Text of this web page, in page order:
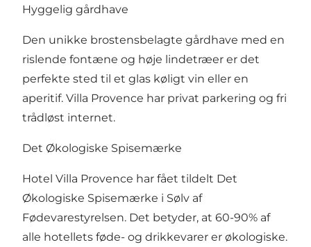
Hyggelig gårdhave
Den unikke brostensbelagte gårdhave med en
rislende fontæne og høje lindetræer er det
perfekte sted til et glas køligt vin eller en
aperitif. Villa Provence har privat parkering og fri
trådløst internet.
Det Økologiske Spisemærke
Hotel Villa Provence har fået tildelt Det
Økologiske Spisemærke i Sølv af
Fødevarestyrelsen. Det betyder, at 60-90% af
alle hotellets føde- og drikkevarer er økologiske.